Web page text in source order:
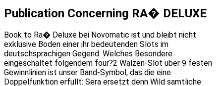
Publication Concerning RA� DELUXE
Book to Ra� Deluxe bei Novomatic ist und bleibt nicht
exklusive Boden einer ihr bedeutenden Slots im
deutschsprachigen Gegend. Welches Besondere
eingeschaltet folgendem four?2 Walzen-Slot uber 9 festen
Gewinnlinien ist unser Band-Symbol, das die eine
Doppelfunktion erfullt: Sera ersetzt denn Wild samtliche